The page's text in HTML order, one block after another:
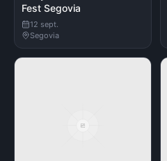
Fest Segovia
12 sept.
Segovia